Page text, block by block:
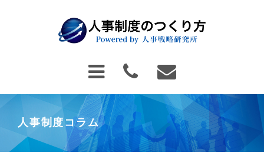
人事制度コラム